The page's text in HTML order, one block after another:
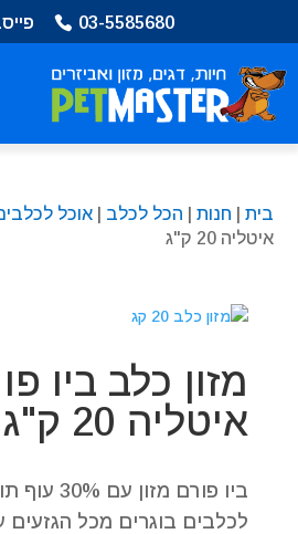
בְּאֲתָר
זֶה
מֻפְעֶלֶת
הַמְּסַיַּעַת
לִנְגִישׁוּת
03-5585680
בית חנות הכל לכלב |אוכל
איטליה 20 ק"ג
מזון כלב ביו
איטליה 20 ק"ג
ביו פורם
לכלבים בוגרים מכל הגזעים